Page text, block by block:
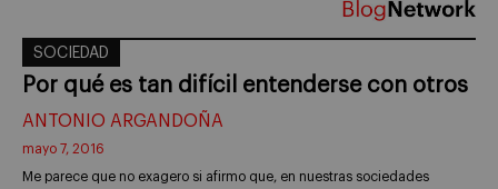
SOCIEDAD
Por qué es tan difícil entenderse con otros
ANTONIO ARGANDOÑA
mayo 7, 2016
Me parece que no exagero si afirmo que, en nuestras sociedades